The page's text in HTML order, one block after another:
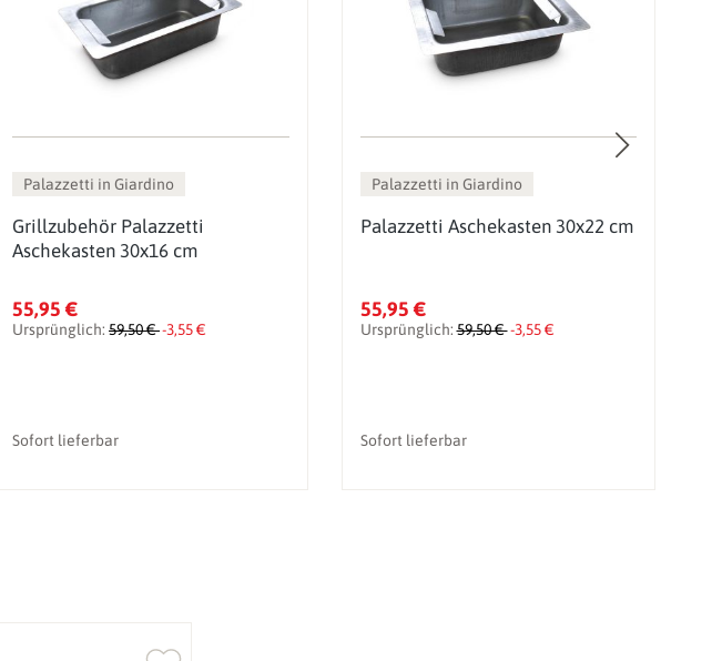
Palazzetti in Giardino
Grillzubehör Palazzetti
Aschekasten 30x16 cm
55,95 €
Ursprünglich: 59,50 €-3,55 €
Sofort lieferbar
Palazzetti in Giardino
Palazzetti Aschekasten 30x22 cm
55,95 €
Ursprünglich:59,50 €-3,55 €
Sofort lieferbar